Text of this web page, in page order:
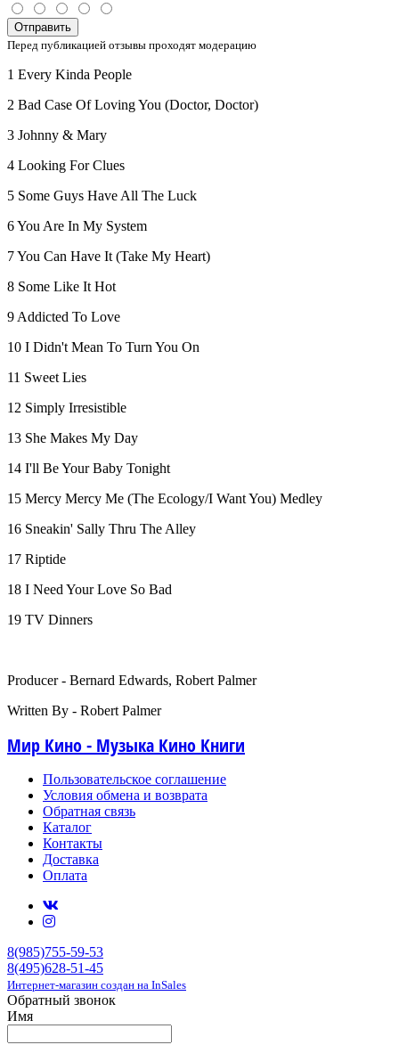
Отправить
Перед публикацией отзывы проходят модерацию
1 Every Kinda People
2 Bad Case Of Loving You (Doctor, Doctor)
3 Johnny & Mary
4 Looking For Clues
5 Some Guys Have All The Luck
6 You Are In My System
7 You Can Have It (Take My Heart)
8 Some Like It Hot
9 Addicted To Love
10 I Didn't Mean To Turn You On
11 Sweet Lies
12 Simply Irresistible
13 She Makes My Day
14 I'll Be Your Baby Tonight
15 Mercy Mercy Me (The Ecology/I Want You) Medley
16 Sneakin' Sally Thru The Alley
17 Riptide
18 I Need Your Love So Bad
19 TV Dinners
Producer - Bernard Edwards, Robert Palmer
Written By - Robert Palmer
Мир Кино - Музыка Кино Книги
Пользовательское соглашение
Условия обмена и возврата
Обратная связь
Каталог
Контакты
Доставка
Оплата
8(985)755-59-53
8(495)628-51-45
Интернет-магазин создан на InSales
Обратный звонок
Имя